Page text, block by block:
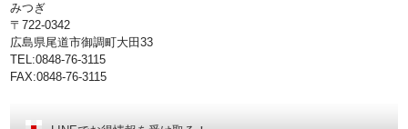
みつぎ
〒722-0342
広島県尾道市御調町大田33
TEL:0848-76-3115
FAX:0848-76-3115